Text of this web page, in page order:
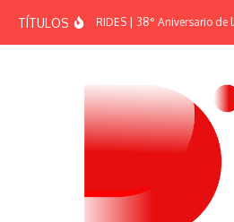
TÍTULOSEFEMÉRIDES | 38° Aniversario de